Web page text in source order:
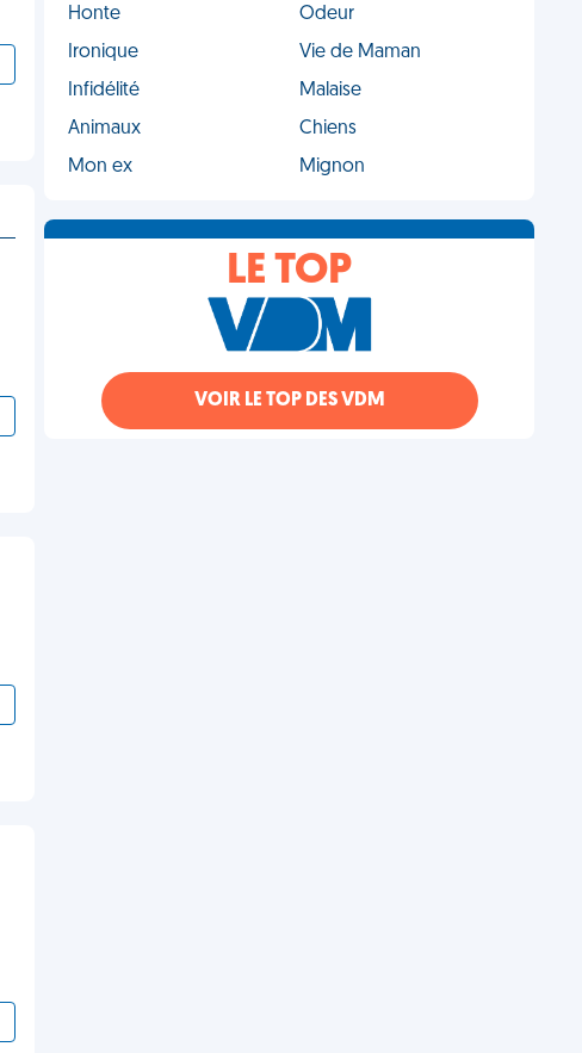
Honte
Odeur
Ironique
Vie de Maman
Infidélité
Malaise
Animaux
Chiens
Mon ex
Mignon
LE TOP
VOIR LE TOP DES VDM